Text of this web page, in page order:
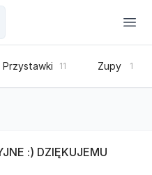
Przystawki 11 Zupy 1
:) DZIĘKUJEMU